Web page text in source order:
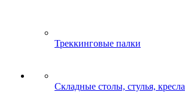
Треккинговые палки
Складные столы, стулья, кресла